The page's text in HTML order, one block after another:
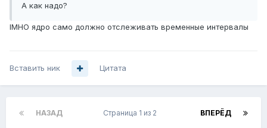
А как надо?
IMHO ядро само должно отслеживать временные интервалы
Вставить ник Цитата
НАЗАД ВПЕРЁД
Страница 1 из 2